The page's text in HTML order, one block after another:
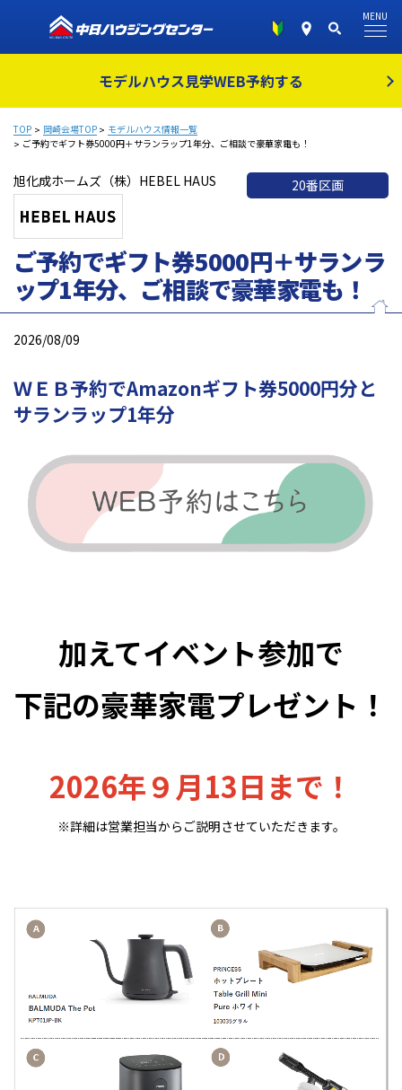
モデルハウス見学WEB予約する
MENU
TOP 岡崎会場TOP
モデルハウス情報一覧
ご予約でギフト券5000円＋サランラップ1年分、ご相談で豪華家電も！
旭化成ホームズ（株）HEBEL HAUS 20番区画
ご予約でギフト券5000円＋サランラ
ップ1年分、ご相談で豪華家電も！
2026/08/09
ＷＥＢ予約でAmazonギフト券5000円分と
サランラップ1年分
加えてイベント参加で
下記の豪華家電プレゼント！
2026年９月13日まで！
※詳細は営業担当からご説明させていただきます。